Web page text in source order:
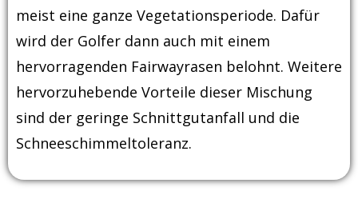
meist eine ganze Vegetationsperiode. Dafür
wird der Golfer dann auch mit einem
hervorragenden Fairwayrasen belohnt. Weitere
hervorzuhebende Vorteile dieser Mischung
sind der geringe Schnittgutanfall und die
Schneeschimmeltoleranz.